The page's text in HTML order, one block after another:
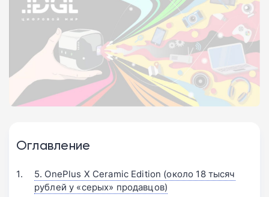
Оглавление
5. OnePlus X Ceramic Edition (около 18 тысяч
рублей у «серых» продавцов)